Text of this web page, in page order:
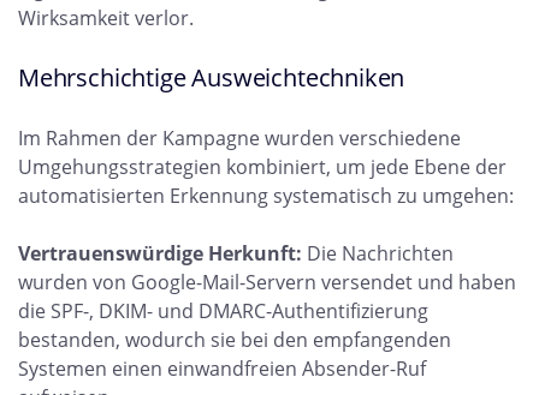
Wirksamkeit verlor.
Mehrschichtige Ausweichtechniken
Im Rahmen der Kampagne wurden verschiedene
Umgehungsstrategien kombiniert, um jede Ebene der
automatisierten Erkennung systematisch zu umgehen:
Vertrauenswürdige Herkunft: Die Nachrichten
wurden von Google-Mail-Servern versendet und haben
die SPF-, DKIM- und DMARC-Authentifizierung
bestanden, wodurch sie bei den empfangenden
Systemen einen einwandfreien Absender-Ruf